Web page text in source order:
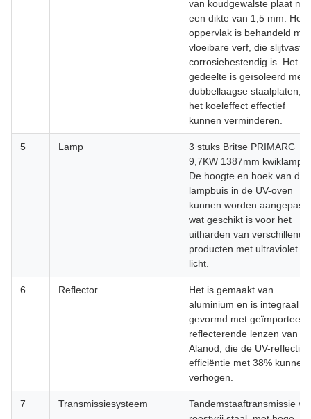
van koudgewalste plaat met
een dikte van 1,5 mm. Het
oppervlak is behandeld met
vloeibare verf, die slijtvast
corrosiebestendig is. Het
gedeelte is geïsoleerd met
dubbellaagse staalplaten,
het koeleffect effectief
kunnen verminderen.
5 Lamp
3 stuks Britse PRIMARC
9,7KW 1387mm kwiklamp.
De hoogte en hoek van de
lampbuis in de UV-oven
kunnen worden aangepast,
wat geschikt is voor het
uitharden van verschillende
producten met ultraviolet
licht.
6 Reflector
Het is gemaakt van
aluminium en is integraal
gevormd met
reflecterende lenzen van
Alanod, die de UV-reflectie-
efficiëntie met 38% kunnen
verhogen.
7 Transmissiesysteem
Tandemstaaftransmissie